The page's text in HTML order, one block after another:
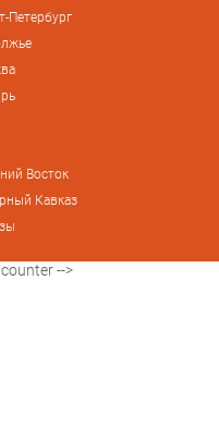
Петербург
Восток
Кавказ
-->